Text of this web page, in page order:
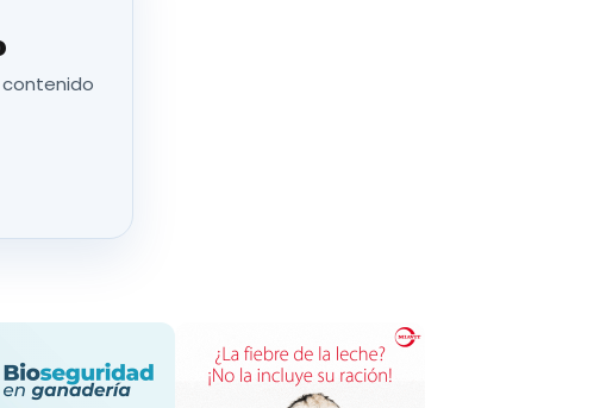
el
izquierda
debido a
los costes
. Sin embargo, los
específicas de